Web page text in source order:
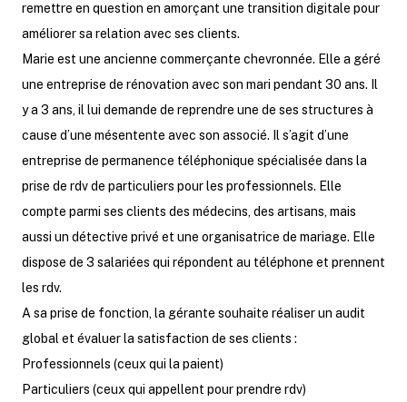
remettre en question en amorçant une transition digitale pour
améliorer sa relation avec ses clients.
Marie est une ancienne commerçante chevronnée. Elle a géré
une entreprise de rénovation avec son mari pendant 30 ans. Il
y a 3 ans, il lui demande de reprendre une de ses structures à
cause d’une mésentente avec son associé. Il s’agit d’une
entreprise de permanence téléphonique spécialisée dans la
prise de rdv de particuliers pour les professionnels. Elle
compte parmi ses clients des médecins, des artisans, mais
aussi un détective privé et une organisatrice de mariage. Elle
dispose de 3 salariées qui répondent au téléphone et prennent
les rdv.
A sa prise de fonction, la gérante souhaite réaliser un audit
global et évaluer la satisfaction de ses clients :
Professionnels (ceux qui la paient)
Particuliers (ceux qui appellent pour prendre rdv)